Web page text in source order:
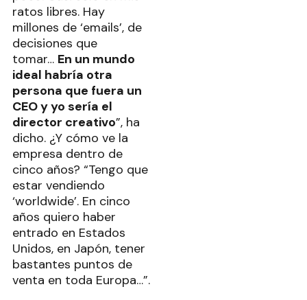
ratos libres. Hay
millones de ‘emails’, de
decisiones que
tomar… En un mundo
ideal habría otra
persona que fuera un
CEO y yo sería el
director creativo”, ha
dicho. ¿Y cómo ve la
empresa dentro de
cinco años? “Tengo que
estar vendiendo
‘worldwide’. En cinco
años quiero haber
entrado en Estados
Unidos, en Japón, tener
bastantes puntos de
venta en toda Europa…”.